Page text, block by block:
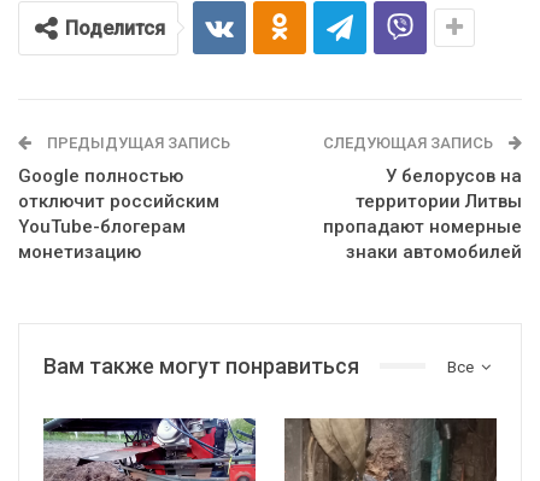
Поделится
ПРЕДЫДУЩАЯ ЗАПИСЬ
Google полностью
отключит российским
YouTube-блогерам
монетизацию
СЛЕДУЮЩАЯ ЗАПИСЬ
У белорусов на
территории Литвы
пропадают номерные
знаки автомобилей
Все
Вам также могут понравиться